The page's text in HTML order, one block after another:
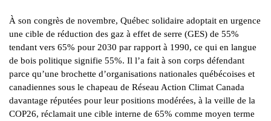
À son congrès de novembre, Québec solidaire adoptait en urgence
une cible de réduction des gaz à effet de serre (GES) de 55%
tendant vers 65% pour 2030 par rapport à 1990, ce qui en langue
de bois politique signifie 55%. Il l’a fait à son corps défendant
parce qu’une brochette d’organisations nationales québécoises et
canadiennes sous le chapeau de Réseau Action Climat Canada
davantage réputées pour leur positions modérées, à la veille de la
COP26, réclamait une cible interne de 65% comme moyen terme